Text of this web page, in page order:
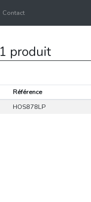
Contact
1 produit
Référence
HOS878LP